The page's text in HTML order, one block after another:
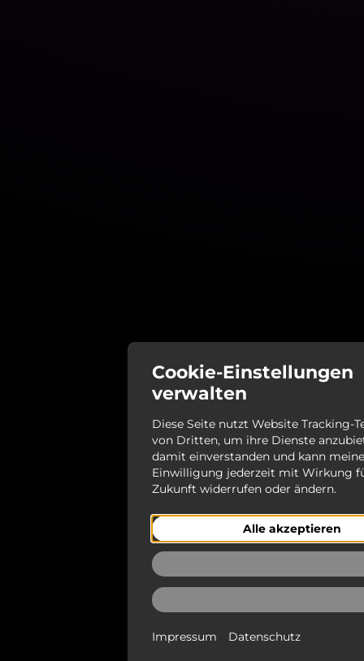
Cookie-Einstellungen
verwalten
Diese Seite nutzt Website Tracking-
von Dritten, um ihre Dienste
damit einverstanden und kann
Einwilligung jederzeit mit Wirkung
Zukunft widerrufen oder ändern.
Alle akzeptieren
Impressum Datenschutz